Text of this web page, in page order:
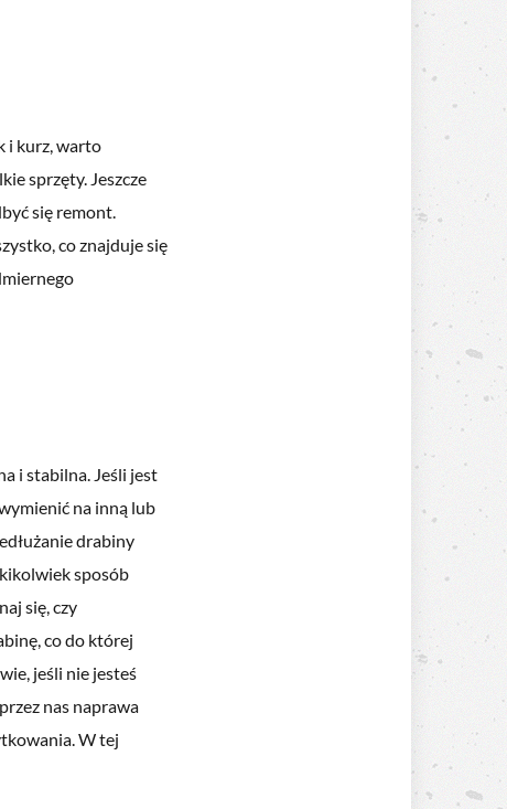
i kurz, warto
sprzęty. Jeszcze
się remont.
co znajduje się
i stabilna. Jeśli jest
na inną lub
drabiny
sposób
się, czy
co do której
jeśli nie jesteś
nas naprawa
W tej